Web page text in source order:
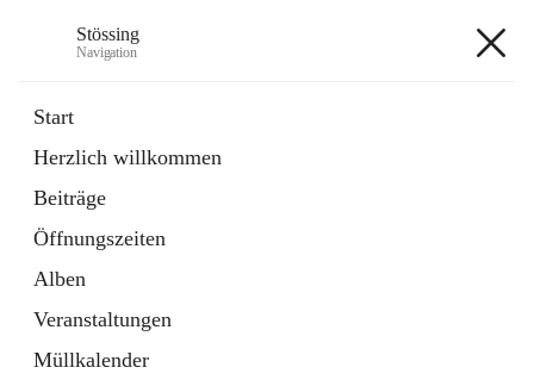
Stössing
Navigation
Start
Herzlich willkommen
Beiträge
Öffnungszeiten
Alben
Veranstaltungen
Müllkalender
Datei
in
Tab
Kindergarten
öffnet
in
neuem
Tab